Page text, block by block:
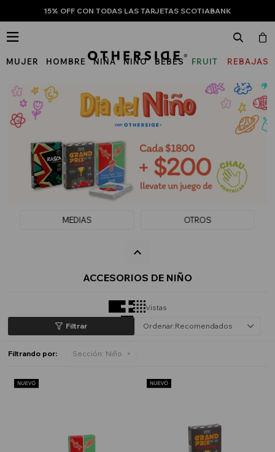
15% OFF CON TODAS LAS TARJETAS SCOTIABANK
MUJER HOMBRE NIÑA NIÑO BEBÉS
FRUIT
THE
LOOM
REBAJAS

MEDIAS OTROS
ACCESORIOS DE NIÑO
Vistas
Recomendados
Filtrando por: Sección: Niño